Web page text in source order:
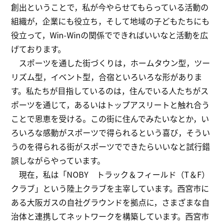
創出ということで，私が今やらせてもらっている活動の
組織が，企業にも役立ち，そして地域の子どもたちにも
役立って，Win-Winの関係でできればいいなと活動を広
げております。
スポーツを通した街づくりは，ホームタウン型，ツー
リズム型，イベント型，合宿といろいろな形がありま
す。私たちが目指しているのは，住んでいる人たちがス
ポーツを通じて，あるいはトップアスリートと触れ合う
ことで恩恵を受ける。この街に住んでみたいなとか，い
ろいろな感動がスポーツで得られるという喜び，そうい
うのを得られる街がスポーツでできたらいいなと試行錯
誤しながらやっています。
現在，私は「NOBY トラック＆フィールド（T＆F）
クラブ」という陸上クラブを主宰しています。西宮市に
ある大阪ガスの自社グラウンドを拠点に，さまざまな自
治体と連携してネットワークを構築しています。西宮市